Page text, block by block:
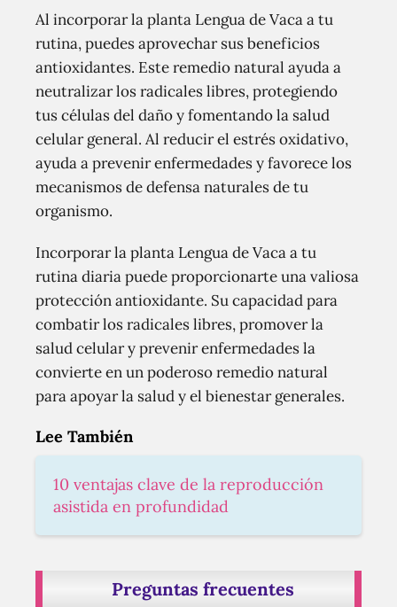
Al incorporar la planta Lengua de Vaca a tu
rutina, puedes aprovechar sus beneficios
antioxidantes. Este remedio natural ayuda a
neutralizar los radicales libres, protegiendo
tus células del daño y fomentando la salud
celular general. Al reducir el estrés oxidativo,
ayuda a prevenir enfermedades y favorece los
mecanismos de defensa naturales de tu
organismo.
Incorporar la planta Lengua de Vaca a tu
rutina diaria puede proporcionarte una valiosa
protección antioxidante. Su capacidad para
combatir los radicales libres, promover la
salud celular y prevenir enfermedades la
convierte en un poderoso remedio natural
para apoyar la salud y el bienestar generales.
Lee También
10 ventajas clave de la reproducción
asistida en profundidad
Preguntas frecuentes